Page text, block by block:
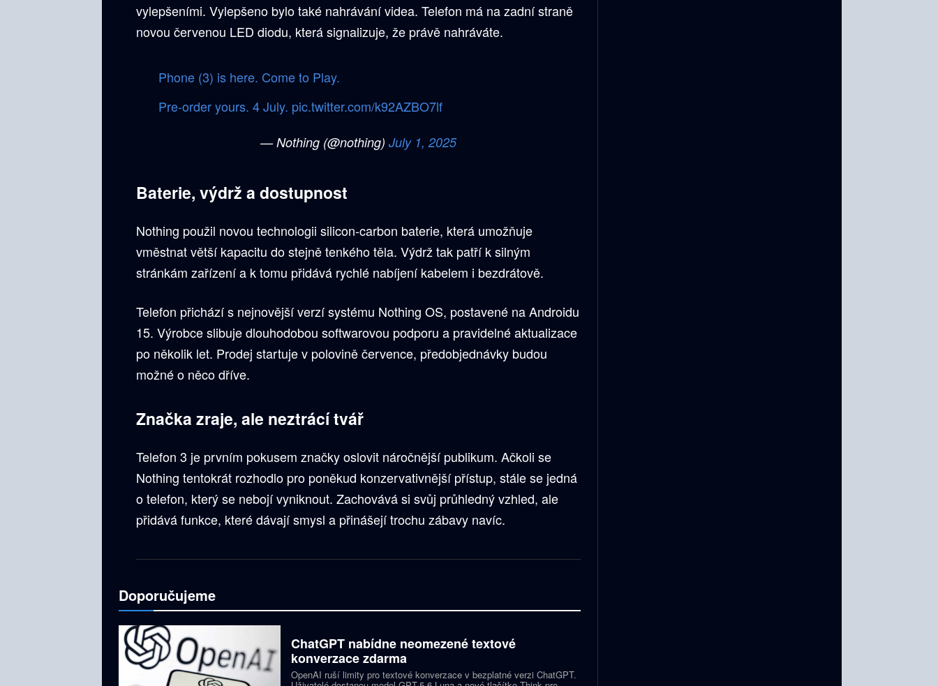
vylepšeními. Vylepšeno bylo také nahrávání videa. Telefon má na zadní straně
novou červenou LED diodu, která signalizuje, že právě nahráváte.
Phone (3) is here. Come to Play.
Pre-order yours. 4 July. pic.twitter.com/k92AZBO7lf
— Nothing (@nothing)July 1, 2025
Baterie, výdrž a dostupnost
Nothing použil novou technologii silicon-carbon baterie, která umožňuje
vměstnat větší kapacitu do stejně tenkého těla. Výdrž tak patří k silným
stránkám zařízení a k tomu přidává rychlé nabíjení kabelem i bezdrátově.
Telefon přichází s nejnovější verzí systému Nothing OS, postavené na Androidu
15. Výrobce slibuje dlouhodobou softwarovou podporu a pravidelné aktualizace
po několik let. Prodej startuje v polovině července, předobjednávky budou
možné o něco dříve.
Značka zraje, ale neztrácí tvář
Telefon 3 je prvním pokusem značky oslovit náročnější publikum. Ačkoli se
Nothing tentokrát rozhodlo pro poněkud konzervativnější přístup, stále se jedná
o telefon, který se nebojí vyniknout. Zachovává si svůj průhledný vzhled, ale
přidává funkce, které dávají smysl a přinášejí trochu zábavy navíc.
Doporučujeme
ChatGPT nabídne neomezené textové
konverzace zdarma
OpenAI ruší limity pro textové konverzace v bezplatné verzi ChatGPT.